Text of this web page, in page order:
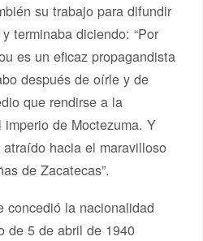
su trabajo para difundir
terminaba diciendo: “Por
es un eficaz propagandista
después de oírle y de
que rendirse a la
de Moctezuma. Y
hacia el maravilloso
de Zacatecas”.
concedió la nacionalidad
de 5 de abril de 1940